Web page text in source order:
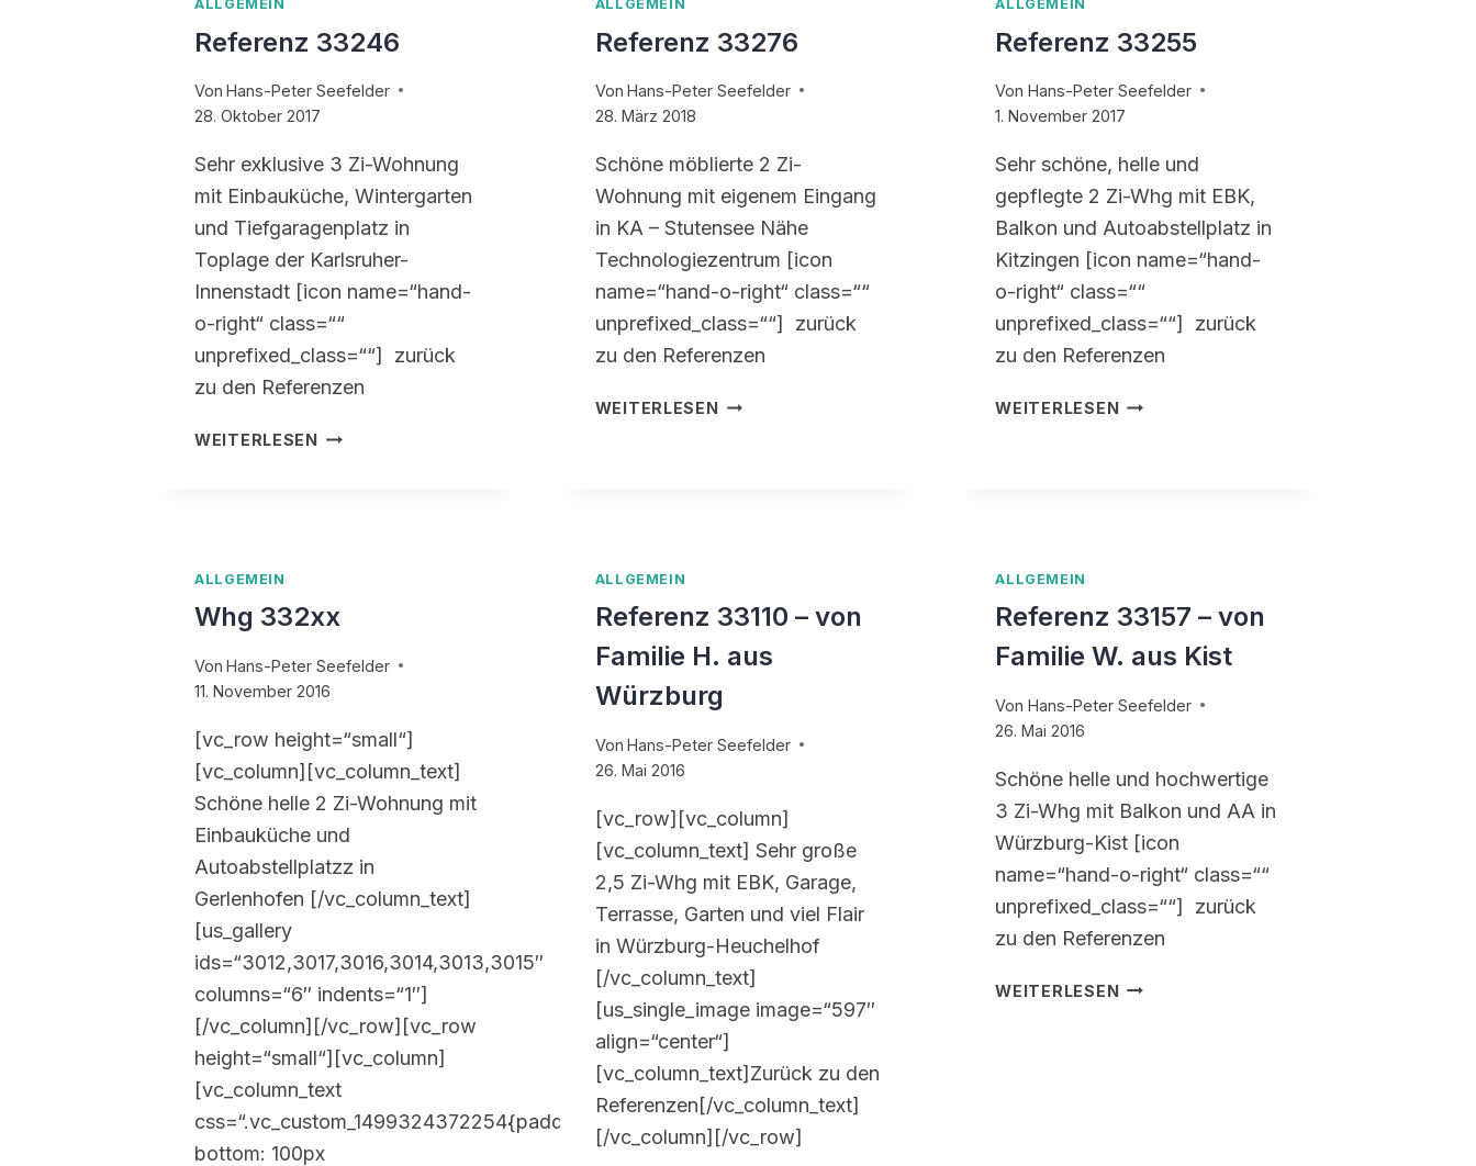
ALLGEMEIN
Referenz 33246
Von Hans-Peter Seefelder
28. Oktober 2017
Sehr exklusive 3 Zi-Wohnung
mit Einbauküche, Wintergarten
und Tiefgaragenplatz in
Toplage der Karlsruher-
Innenstadt [icon name=“hand-
o-right“ class=““
unprefixed_class=““] zurück
zu den Referenzen
WEITERLESENREFERENZ
ALLGEMEIN
Referenz 33276
Von Hans-Peter Seefelder
28. März 2018
Schöne möblierte 2 Zi-
Wohnung mit eigenem Eingang
in KA – Stutensee Nähe
Technologiezentrum [icon
name=“hand-o-right“ class=““
unprefixed_class=““] zurück
zu den Referenzen
WEITERLESENREFERENZ
ALLGEMEIN
Referenz 33255
Von Hans-Peter Seefelder
1. November 2017
Sehr schöne, helle und
gepflegte 2 Zi-Whg mit EBK,
Balkon und Autoabstellplatz in
Kitzingen [icon name=“hand-
o-right“ class=““
unprefixed_class=““] zurück
zu den Referenzen
WEITERLESENREFERENZ
ALLGEMEIN
Whg 332xx
Von Hans-Peter Seefelder
11. November 2016
[vc_row height=“small“]
[vc_column][vc_column_text]
Schöne helle 2 Zi-Wohnung mit
Einbauküche und
Autoabstellplatzz in
Gerlenhofen [/vc_column_text]
[us_gallery
ids=“3012,3017,3016,3014,3013,3015″
columns=“6″ indents=“1″]
[/vc_column][/vc_row][vc_row
height=“small“][vc_column]
[vc_column_text
css=“.vc_custom_1499324372254{padding-
bottom: 100px
ALLGEMEIN
Referenz 33110 – von
Familie H. aus
Würzburg
Von Hans-Peter Seefelder
26. Mai 2016
[vc_row][vc_column]
[vc_column_text] Sehr große
2,5 Zi-Whg mit EBK, Garage,
Terrasse, Garten und viel Flair
in Würzburg-Heuchelhof
[/vc_column_text]
[us_single_image image=“597″
align=“center“]
[vc_column_text]Zurück zu den
Referenzen[/vc_column_text]
[/vc_column][/vc_row]
ALLGEMEIN
Referenz 33157 – von
Familie W. aus Kist
Von Hans-Peter Seefelder
26. Mai 2016
Schöne helle und hochwertige
3 Zi-Whg mit Balkon und AA in
Würzburg-Kist [icon
name=“hand-o-right“ class=““
unprefixed_class=““] zurück
zu den Referenzen
WEITERLESENREFERENZ